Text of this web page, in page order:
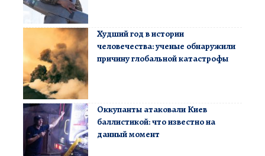
Худший год в истории
человечества: ученые обнаружили
причину глобальной катастрофы
Оккупанты атаковали Киев
баллистикой: что известно на
данный момент